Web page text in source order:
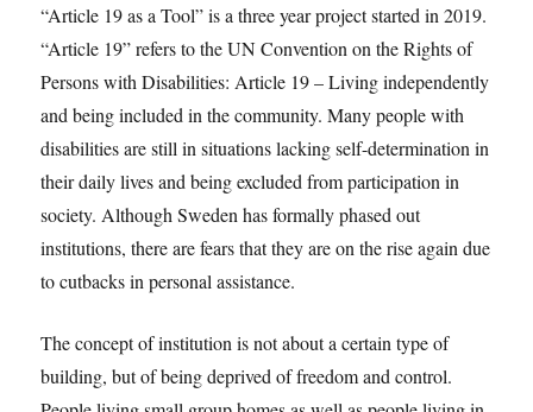
“Article 19 as a Tool” is a three year project started in 2019.
“Article 19” refers to the UN Convention on the Rights of
Persons with Disabilities: Article 19 – Living independently
and being included in the community. Many people with
disabilities are still in situations lacking self-determination in
their daily lives and being excluded from participation in
society. Although Sweden has formally phased out
institutions, there are fears that they are on the rise again due
to cutbacks in personal assistance.
The concept of institution is not about a certain type of
building, but of being deprived of freedom and control.